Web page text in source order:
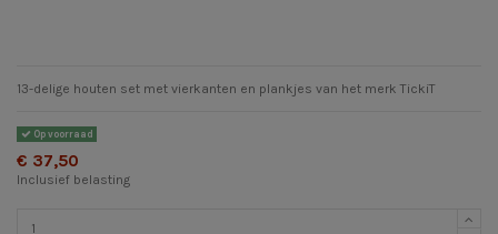
13-delige houten set met vierkanten en plankjes van het merk TickiT
Op voorraad
€ 37,50
Inclusief belasting